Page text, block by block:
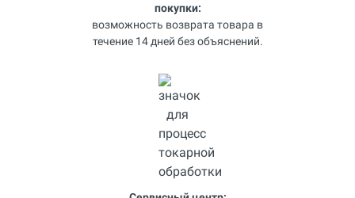
покупки:
возможность возврата товара в
течение 14 дней без объяснений.